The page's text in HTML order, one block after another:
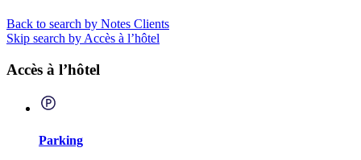
Back to search by Notes Clients
Skip search by Accès à l’hôtel
Accès à l’hôtel
Parking